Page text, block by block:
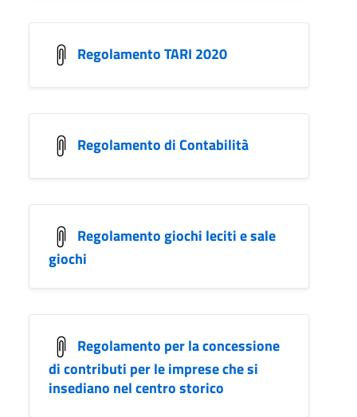
Regolamento TARI 2020
Regolamento di Contabilità
Regolamento giochi leciti e sale
giochi
Regolamento per la concessione
di contributi per le imprese che si
insediano nel centro storico